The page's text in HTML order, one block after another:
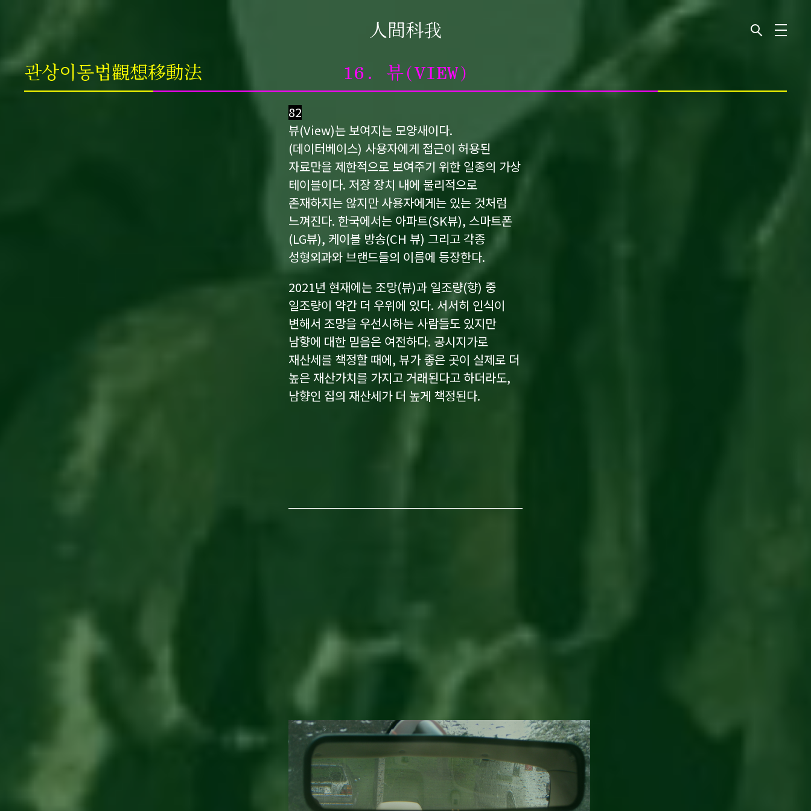
人間科我
ABOUT
guide birth
이동전조 異同前兆 이동동작 異同動作
관상이동법觀想移動法 16. 뷰(VIEW)
82
뷰(View)는 보여지는 모양새이다.
(데이터베이스) 사용자에게 접근이 허용된
자료만을 제한적으로 보여주기 위한 일종의 가상
테이블이다. 저장 장치 내에 물리적으로
존재하지는 않지만 사용자에게는 있는 것처럼
느껴진다. 한국에서는 아파트(SK뷰), 스마트폰
(LG뷰), 케이블 방송(CH 뷰) 그리고 각종
성형외과와 브랜드들의 이름에 등장한다.
2021년 현재에는 조망(뷰)과 일조량(향) 중
일조량이 약간 더 우위에 있다. 서서히 인식이
변해서 조망을 우선시하는 사람들도 있지만
남향에 대한 믿음은 여전하다. 공시지가로
재산세를 책정할 때에, 뷰가 좋은 곳이 실제로 더
높은 재산가치를 가지고 거래된다고 하더라도,
남향인 집의 재산세가 더 높게 책정된다.